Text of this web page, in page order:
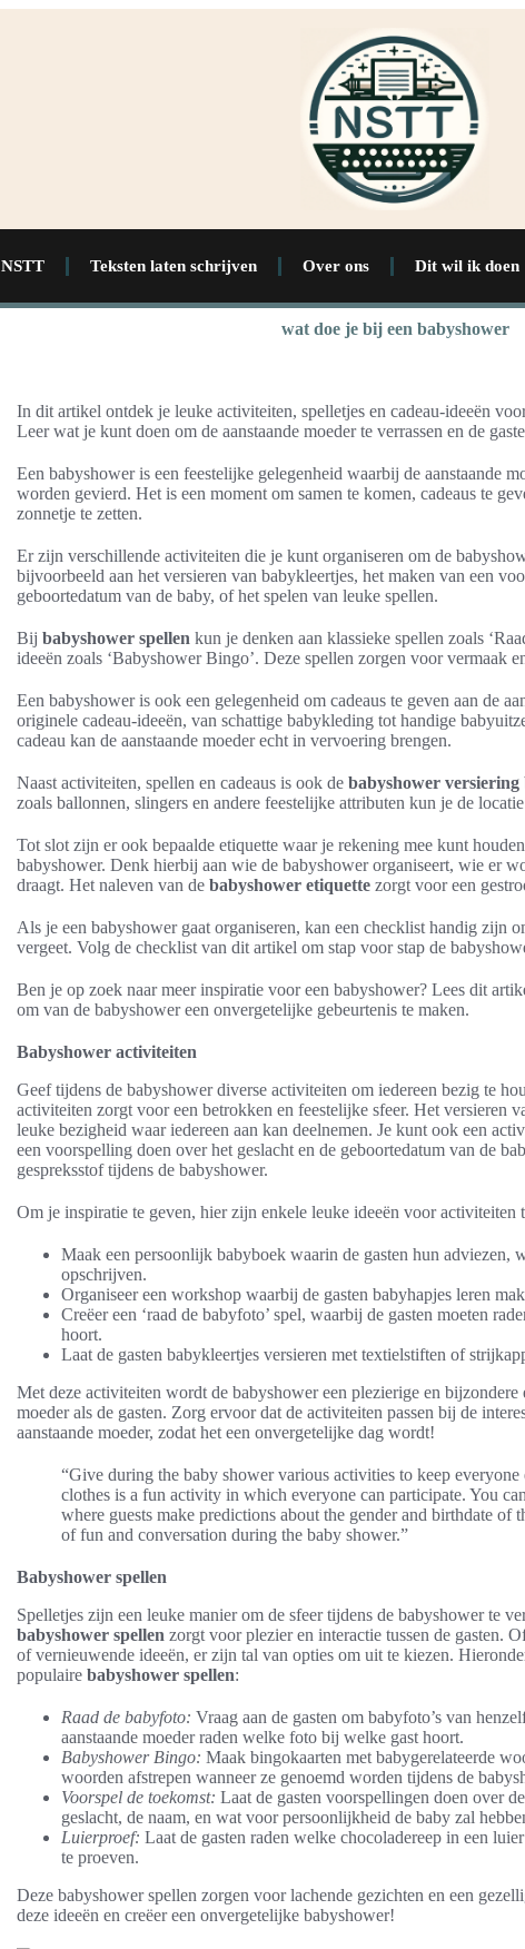
NSTT Teksten laten schrijven Over ons Dit wil ik doen
wat doe je bij een babyshower
In dit artikel ontdek je leuke activiteiten, spelletjes en cadeau-ideeën
Leer wat je kunt doen om de aanstaande moeder te verrassen en de
Een babyshower is een feestelijke gelegenheid waarbij de aanstaande
worden gevierd. Het is een moment om samen te komen, cadeaus te
zonnetje te zetten.
Er zijn verschillende activiteiten die je kunt organiseren om de
bijvoorbeeld aan het versieren van babykleertjes, het maken van een
geboortedatum van de baby, of het spelen van leuke spellen.
Bij babyshower spellen kun je denken aan klassieke spellen zoals
ideeën zoals ‘Babyshower Bingo’. Deze spellen zorgen voor vermaak
Een babyshower is ook een gelegenheid om cadeaus te geven aan de
originele cadeau-ideeën, van schattige babykleding tot handige
cadeau kan de aanstaande moeder echt in vervoering brengen.
Naast activiteiten, spellen en cadeaus is ook de babyshower versiering
zoals ballonnen, slingers en andere feestelijke attributen kun je de
Tot slot zijn er ook bepaalde etiquette waar je rekening mee kunt
babyshower. Denk hierbij aan wie de babyshower organiseert, wie er
draagt. Het naleven van de babyshower etiquette zorgt voor een
Als je een babyshower gaat organiseren, kan een checklist handig zijn
vergeet. Volg de checklist van dit artikel om stap voor stap de
Ben je op zoek naar meer inspiratie voor een babyshower? Lees dit
om van de babyshower een onvergetelijke gebeurtenis te maken.
Babyshower activiteiten
Geef tijdens de babyshower diverse activiteiten om iedereen bezig te
activiteiten zorgt voor een betrokken en feestelijke sfeer. Het versieren
leuke bezigheid waar iedereen aan kan deelnemen. Je kunt ook een
een voorspelling doen over het geslacht en de geboortedatum van de
gespreksstof tijdens de babyshower.
Om je inspiratie te geven, hier zijn enkele leuke ideeën voor activiteiten
Maak een persoonlijk babyboek waarin de gasten hun adviezen,
opschrijven.
Organiseer een workshop waarbij de gasten babyhapjes leren
Creëer een ‘raad de babyfoto’ spel, waarbij de gasten moeten
hoort.
Laat de gasten babykleertjes versieren met textielstiften of
Met deze activiteiten wordt de babyshower een plezierige en
moeder als de gasten. Zorg ervoor dat de activiteiten passen bij de
aanstaande moeder, zodat het een onvergetelijke dag wordt!
“Give during the baby shower various activities to keep
clothes is a fun activity in which everyone can participate. You
where guests make predictions about the gender and birthdate of
of fun and conversation during the baby shower.”
Babyshower spellen
Spelletjes zijn een leuke manier om de sfeer tijdens de babyshower te
babyshower spellen zorgt voor plezier en interactie tussen de gasten.
of vernieuwende ideeën, er zijn tal van opties om uit te kiezen.
populaire babyshower spellen:
Raad de babyfoto: Vraag aan de gasten om babyfoto’s van
aanstaande moeder raden welke foto bij welke gast hoort.
Babyshower Bingo: Maak bingokaarten met babygerelateerde
woorden afstrepen wanneer ze genoemd worden tijdens de
Voorspel de toekomst: Laat de gasten voorspellingen doen over
geslacht, de naam, en wat voor persoonlijkheid de baby zal
Luierproef: Laat de gasten raden welke chocoladereep in een
te proeven.
Deze babyshower spellen zorgen voor lachende gezichten en een
deze ideeën en creëer een onvergetelijke babyshower!